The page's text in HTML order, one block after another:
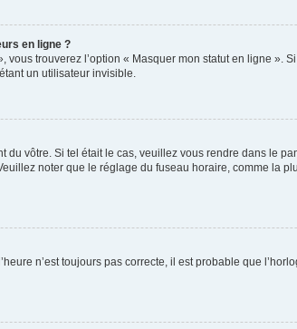
en ligne ?
trouverez l’option « Masquer mon statut en ligne ».
un utilisateur invisible.
vôtre. Si tel était le cas, veuillez vous rendre dans le
noter que le réglage du fuseau horaire, comme la
n’est toujours pas correcte, il est probable que